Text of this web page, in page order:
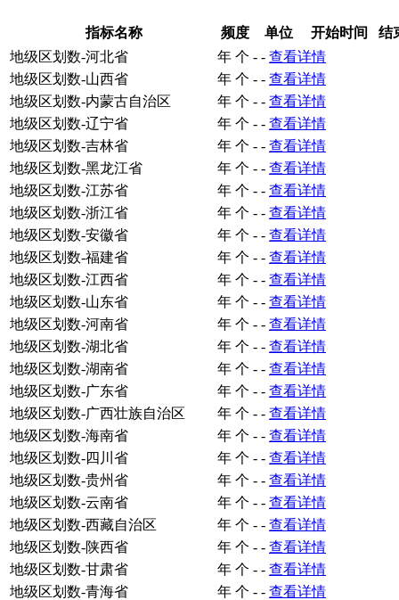
指标名称 频度 单位 开始时间
结
地级区划数-河北省
年 个 - - 查看详情
地级区划数-山西省
年 个 - - 查看详情
地级区划数-内蒙古自治区
年 个 - - 查看详情
地级区划数-辽宁省
年 个 - - 查看详情
地级区划数-吉林省
年 个 - - 查看详情
地级区划数-黑龙江省
年 个 - - 查看详情
地级区划数-江苏省
年 个 - - 查看详情
地级区划数-浙江省
年 个 - - 查看详情
地级区划数-安徽省
年 个 - - 查看详情
地级区划数-福建省
年 个 - - 查看详情
地级区划数-江西省
年 个 - - 查看详情
地级区划数-山东省
年 个 - - 查看详情
地级区划数-河南省
年 个 - - 查看详情
地级区划数-湖北省
年 个 - - 查看详情
地级区划数-湖南省
年 个 - - 查看详情
地级区划数-广东省
年 个 - - 查看详情
地级区划数-广西壮族自治区
年 个 - - 查看详情
地级区划数-海南省
年 个 - - 查看详情
地级区划数-四川省
年 个 - - 查看详情
地级区划数-贵州省
年 个 - - 查看详情
地级区划数-云南省
年 个 - - 查看详情
地级区划数-西藏自治区
年 个 - - 查看详情
地级区划数-陕西省
年 个 - - 查看详情
地级区划数-甘肃省
年 个 - - 查看详情
地级区划数-青海省
年 个 - - 查看详情